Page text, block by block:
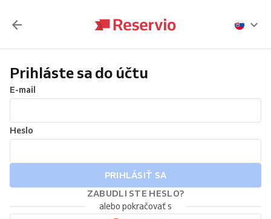
Prihláste sa do účtu
E-mail
Heslo
PRIHLÁSIŤ SA
ZABUDLI STE HESLO?
alebo pokračovať s